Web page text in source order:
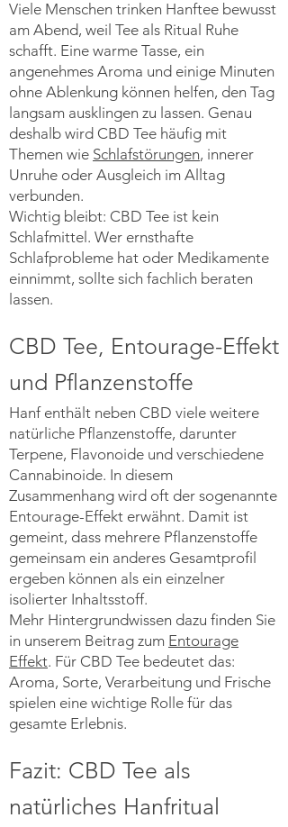
Viele Menschen trinken Hanftee bewusst
am Abend, weil Tee als Ritual Ruhe
schafft. Eine warme Tasse, ein
angenehmes Aroma und einige Minuten
ohne Ablenkung können helfen, den Tag
langsam ausklingen zu lassen. Genau
deshalb wird CBD Tee häufig mit
Themen wie Schlafstörungen, innerer
Unruhe oder Ausgleich im Alltag
verbunden.
Wichtig bleibt: CBD Tee ist kein
Schlafmittel. Wer ernsthafte
Schlafprobleme hat oder Medikamente
einnimmt, sollte sich fachlich beraten
lassen.
CBD Tee, Entourage-Effekt
und Pflanzenstoffe
Hanf enthält neben CBD viele weitere
natürliche Pflanzenstoffe, darunter
Terpene, Flavonoide und verschiedene
Cannabinoide. In diesem
Zusammenhang wird oft der sogenannte
Entourage-Effekt erwähnt. Damit ist
gemeint, dass mehrere Pflanzenstoffe
gemeinsam ein anderes Gesamtprofil
ergeben können als ein einzelner
isolierter Inhaltsstoff.
Mehr Hintergrundwissen dazu finden Sie
in unserem Beitrag zum Entourage
Effekt. Für CBD Tee bedeutet das:
Aroma, Sorte, Verarbeitung und Frische
spielen eine wichtige Rolle für das
gesamte Erlebnis.
Fazit: CBD Tee als
natürliches Hanfritual